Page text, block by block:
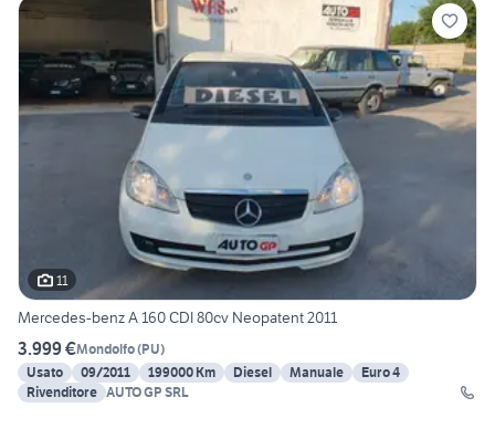
11
Mercedes-benz A 160 CDI 80cv Neopatent 2011
3.999 €Mondolfo(PU)
Usato
09/2011 199000 Km Diesel Manuale
Euro 4
Rivenditore AUTO GP SRL